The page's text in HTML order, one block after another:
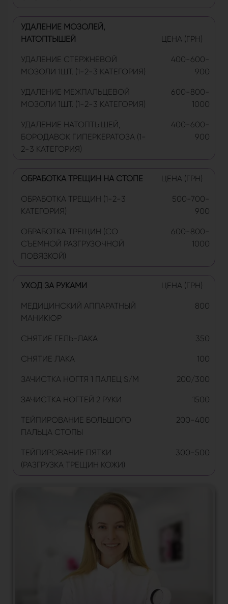
УДАЛЕНИЕ МОЗОЛЕЙ,
НАТОПТЫШЕЙ
ЦЕНА (ГРН)
УДАЛЕНИЕ СТЕРЖНЕВОЙ
МОЗОЛИ 1ШТ. (1-2-3 КАТЕГОРИЯ)
400-600-
900
УДАЛЕНИЕ МЕЖПАЛЬЦЕВОЙ
МОЗОЛИ 1ШТ. (1-2-3 КАТЕГОРИЯ)
600-800-
1000
УДАЛЕНИЕ НАТОПТЫШЕЙ,
БОРОДАВОК ГИПЕРКЕРАТОЗА (1-
2-3 КАТЕГОРИЯ)
400-600-
900
ОБРАБОТКА ТРЕЩИН НА СТОПЕ ЦЕНА (ГРН)
ОБРАБОТКА ТРЕЩИН (1-2-3
КАТЕГОРИЯ)
500-700-
900
ОБРАБОТКА ТРЕЩИН (СО
СЪЕМНОЙ РАЗГРУЗОЧНОЙ
ПОВЯЗКОЙ)
600-800-
1000
УХОД ЗА РУКАМИ ЦЕНА (ГРН)
МЕДИЦИНСКИЙ АППАРАТНЫЙ
МАНИКЮР
800
СНЯТИЕ ГЕЛЬ-ЛАКА 350
СНЯТИЕ ЛАКА 100
ЗАЧИСТКА НОГТЯ 1 ПАЛЕЦ S/M 200/300
ЗАЧИСТКА НОГТЕЙ 2 РУКИ 1500
ТЕЙПИРОВАНИЕ БОЛЬШОГО
ПАЛЬЦА СТОПЫ
200-400
ТЕЙПИРОВАНИЕ ПЯТКИ
(РАЗГРУЗКА ТРЕЩИН КОЖИ)
300-500